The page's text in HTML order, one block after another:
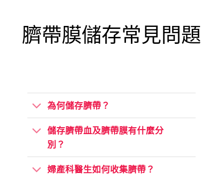
臍帶膜儲存常見問題
為何儲存臍帶？
儲存臍帶血及臍帶膜有什麼分
別？
婦產科醫生如何收集臍帶？